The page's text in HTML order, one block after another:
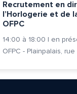
Recrutement en
l’Horlogerie et de
OFPC
14:00 à 18:00 | en